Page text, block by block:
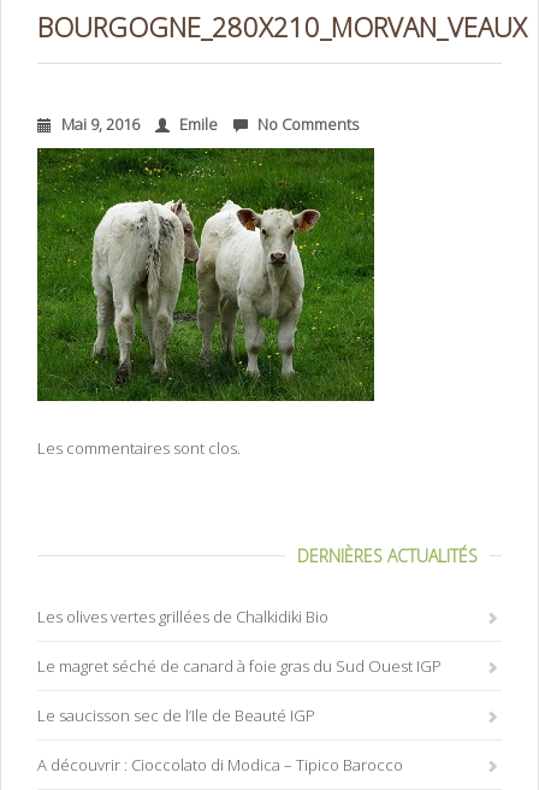
BOURGOGNE_280X210_MORVAN_VEAUX
Mai 9, 2016 Emile No Comments
Les commentaires sont clos.
DERNIÈRES ACTUALITÉS
Les olives vertes grillées de Chalkidiki Bio
Le magret séché de canard à foie gras du Sud Ouest IGP
Le saucisson sec de l’Ile de Beauté IGP
A découvrir : Cioccolato di Modica – Tipico Barocco